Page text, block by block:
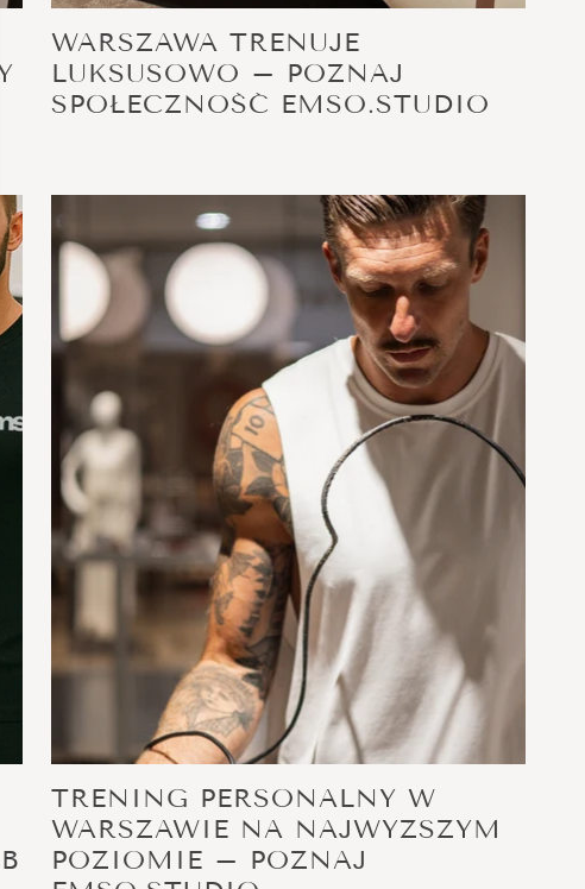
WARSZAWA TRENUJE
LUKSUSOWO – POZNAJ
SPOŁECZNOŚĆ EMSO.STUDIO
TRENING PERSONALNY W
WARSZAWIE NA NAJWYŻSZYM
POZIOMIE – POZNAJ